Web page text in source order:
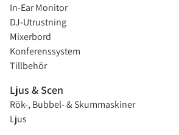
Parkannor & Spots
Stroboskop
UV & Blacklight
Övrigt
In-Ear Monitor
DJ-Utrustning
Mixerbord
Konferenssystem
Tillbehör
Ljus & Scen
Rök-, Bubbel- & Skummaskiner
Ljus